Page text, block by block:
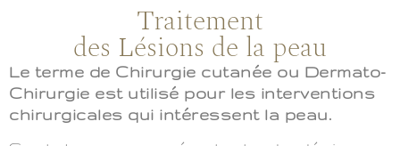
Traitement
des Lésions de la peau
Le terme de Chirurgie cutanée ou Dermato-
Chirurgie est utilisé pour les interventions
chirurgicales qui intéressent la peau.